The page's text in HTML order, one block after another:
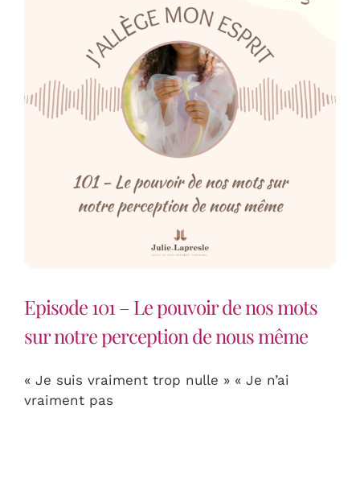
Episode 101 – Le pouvoir de nos mots
sur notre perception de nous même
« Je suis vraiment trop nulle » « Je n’ai
vraiment pas